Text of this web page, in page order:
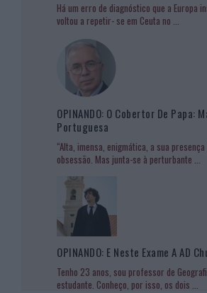
Há um erro de diagnóstico que a Europa
voltou a repetir- se em Ceuta no ...
OPINANDO: O Cobertor De Papa:
Portuguesa
“Alta, imensa, enigmática, a sua
obsessão. Mas junta-se à perturbante ...
OPINANDO: E Neste Exame A AD
Tenho 23 anos, sou professor de
estudante. Conheço, por isso, os dois ...